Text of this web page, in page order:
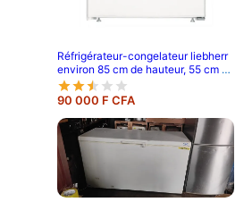
Réfrigérateur-congelateur liebherr
environ 85 cm de hauteur, 55 cm de
largeur, et 62 cm de profondeur
90 000 F CFA